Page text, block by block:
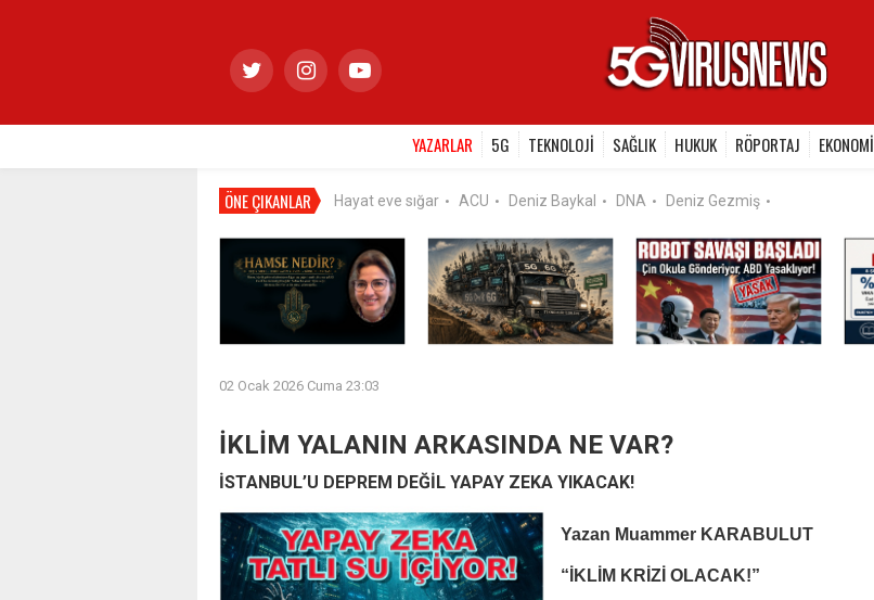
YAZARLAR 5G TEKNOLOJİ SAĞLIK HUKUK RÖPORTAJ EKONOMİ
ÖNE ÇIKANLAR Hayat eve sığar • ACU • Deniz Baykal • DNA • Deniz Gezmiş •
02 Ocak 2026 Cuma 23:03
İKLİM YALANIN ARKASINDA NE VAR?
İSTANBUL’U DEPREM DEĞİL YAPAY ZEKA YIKACAK!
Yazan Muammer KARABULUT
“İKLİM KRİZİ OLACAK!”